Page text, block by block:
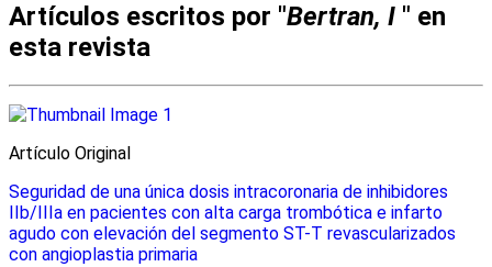
Artículos escritos por "Bertran, I " en
esta revista
Artículo Original
Seguridad de una única dosis intracoronaria de inhibidores
IIb/IIIa en pacientes con alta carga trombótica e infarto
agudo con elevación del segmento ST-T revascularizados
con angioplastia primaria